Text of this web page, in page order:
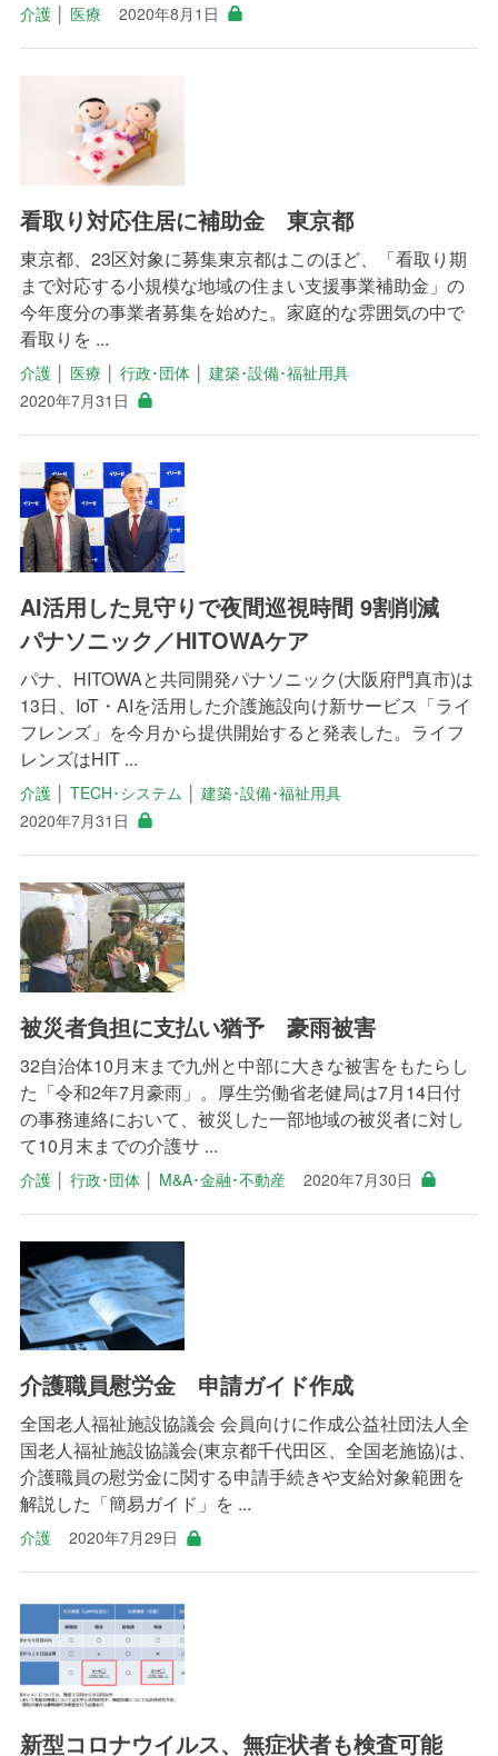
介護│ 医療 2020年8月1日
看取り対応住居に補助金 東京都
東京都、23区対象に募集東京都はこのほど、「看取り期
まで対応する小規模な地域の住まい支援事業補助金」の
今年度分の事業者募集を始めた。家庭的な雰囲気の中で
看取りを ...
介護│ 医療 │ 行政･団体│ 建築･設備･福祉用具
2020年7月31日
AI活用した見守りで夜間巡視時間 9割削減
パナソニック／HITOWAケア
パナ、HITOWAと共同開発パナソニック(大阪府門真市)は
13日、IoT・AIを活用した介護施設向け新サービス「ライ
フレンズ」を今月から提供開始すると発表した。ライフ
レンズはHIT ...
介護│ TECH･システム │ 建築･設備･福祉用具
2020年7月31日
被災者負担に支払い猶予 豪雨被害
32自治体10月末まで九州と中部に大きな被害をもたらし
た「令和2年7月豪雨」。厚生労働省老健局は7月14日付
の事務連絡において、被災した一部地域の被災者に対し
て10月末までの介護サ ...
介護│ 行政･団体│ M&A･金融･不動産 2020年7月30日
介護職員慰労金 申請ガイド作成
全国老人福祉施設協議会 会員向けに作成公益社団法人全
国老人福祉施設協議会(東京都千代田区、全国老施協)は、
介護職員の慰労金に関する申請手続きや支給対象範囲を
解説した「簡易ガイド」を ...
介護 2020年7月29日
新型コロナウイルス、無症状者も検査可能